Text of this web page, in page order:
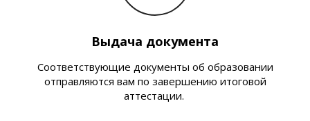
Выдача документа
Соответствующие документы об образовании
отправляются вам по завершению итоговой
аттестации.